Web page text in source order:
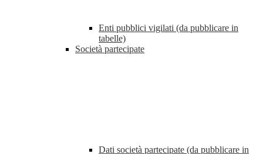
Enti pubblici vigilati (da pubblicare in
tabelle)
Società partecipate
Dati società partecipate (da pubblicare in